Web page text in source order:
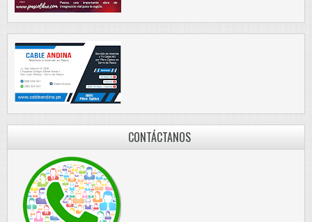
CONTÁCTANOS